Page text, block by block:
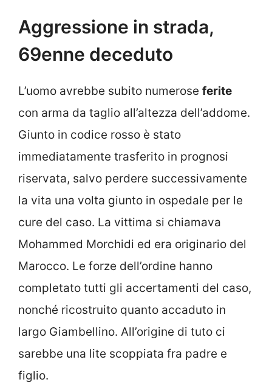
Aggressione in strada,
69enne deceduto
L’uomo avrebbe subito numerose ferite
con arma da taglio all’altezza dell’addome.
Giunto in codice rosso è stato
immediatamente trasferito in prognosi
riservata, salvo perdere successivamente
la vita una volta giunto in ospedale per le
cure del caso. La vittima si chiamava
Mohammed Morchidi ed era originario del
Marocco. Le forze dell’ordine hanno
completato tutti gli accertamenti del caso,
nonché ricostruito quanto accaduto in
largo Giambellino. All’origine di tuto ci
sarebbe una lite scoppiata fra padre e
figlio.